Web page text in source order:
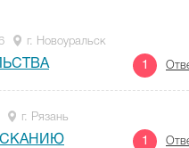
г. Новоуральск
1
г. Рязань
1